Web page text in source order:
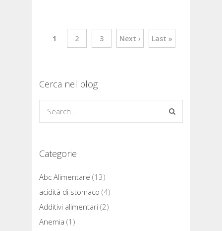
1 2 3 Next › Last »
Cerca nel blog
Categorie
Abc Alimentare (13)
acidità di stomaco (4)
Additivi alimentari (2)
Anemia (1)